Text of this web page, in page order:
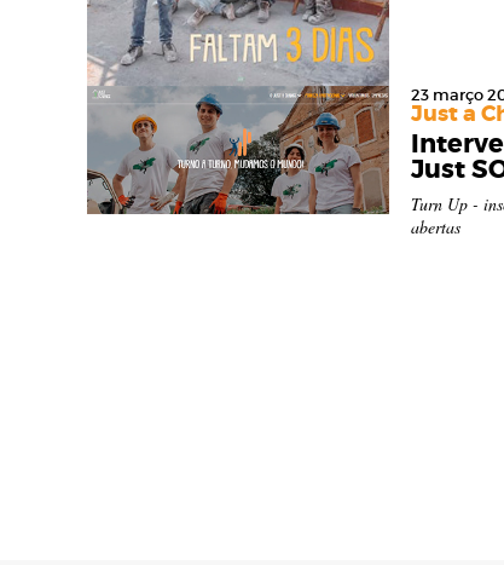
23 março
Just a
Just
Turn Up -
abertas